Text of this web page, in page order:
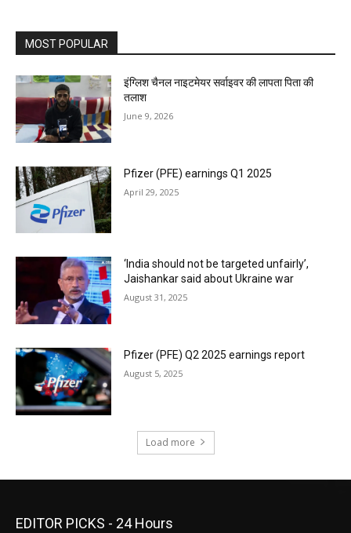
MOST POPULAR
इंग्लिश चैनल नाइटमेयर सर्वाइवर की लापता पिता की
तलाश
June 9, 2026
Pfizer (PFE) earnings Q1 2025
April 29, 2025
‘India should not be targeted unfairly’,
Jaishankar said about Ukraine war
August 31, 2025
Pfizer (PFE) Q2 2025 earnings report
August 5, 2025
Load more
EDITOR PICKS - 24 Hours